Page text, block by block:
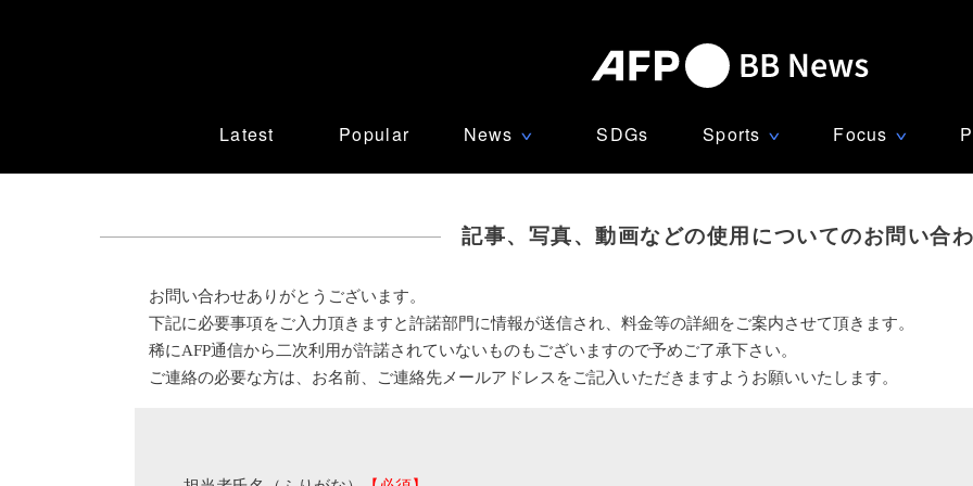
Latest Popular News ∨ SDGs Sports ∨ Focus ∨
記事、写真、動画などの使用についてのお問い合
お問い合わせありがとうございます。
下記に必要事項をご入力頂きますと許諾部門に情報が送信され、料金等の詳細をご案内させて頂きます。
稀にAFP通信から二次利用が許諾されていないものもございますので予めご了承下さい。
ご連絡の必要な方は、お名前、ご連絡先メールアドレスをご記入いただきますようお願いいたします。